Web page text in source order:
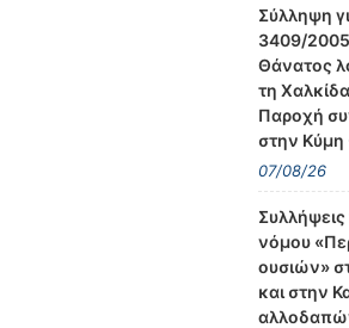
Σύλληψη
3409/
Θάνατος
τη
Παροχή
στην Κύμη
07/08/26
νόμου
ουσιών»
και στην